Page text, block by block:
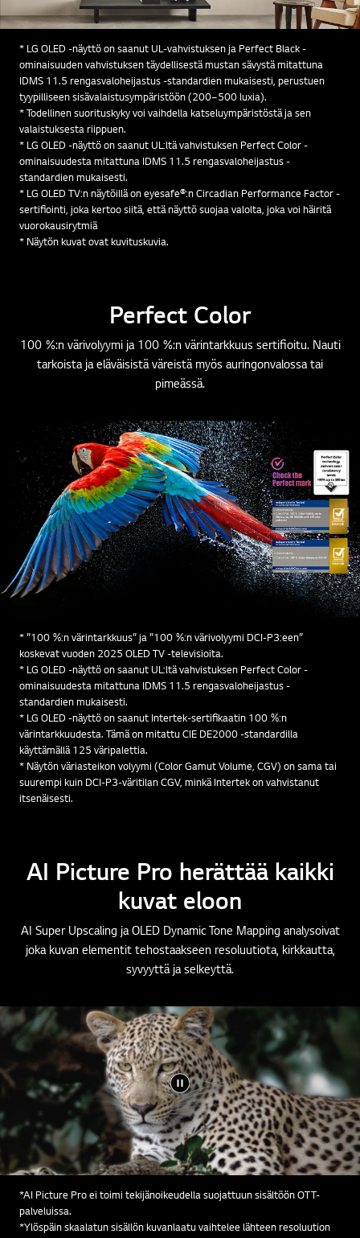
* LG OLED -näyttö on saanut UL-vahvistuksen ja Perfect Black -
ominaisuuden vahvistuksen täydellisestä mustan sävystä mitattuna
IDMS 11.5 rengasvaloheijastus -standardien mukaisesti, perustuen
tyypilliseen sisävalaistusympäristöön (200–500 luxia).
* Todellinen suorituskyky voi vaihdella katseluympäristöstä ja sen
valaistuksesta riippuen.
* LG OLED -näyttö on saanut UL:ltä vahvistuksen Perfect Color -
ominaisuudesta mitattuna IDMS 11.5 rengasvaloheijastus -
standardien mukaisesti.
* LG OLED TV:n näytöillä on eyesafe®:n Circadian Performance Factor -
sertifiointi, joka kertoo siitä, että näyttö suojaa valolta, joka voi häiritä
vuorokausirytmiä
* Näytön kuvat ovat kuvituskuvia.
Perfect Color
100 %:n värivolyymi ja 100 %:n värintarkkuus sertifioitu. Nauti
tarkoista ja eläväisistä väreistä myös auringonvalossa tai
pimeässä.
* ”100 %:n värintarkkuus” ja ”100 %:n värivolyymi DCI-P3:een”
koskevat vuoden 2025 OLED TV -televisioita.
* LG OLED -näyttö on saanut UL:ltä vahvistuksen Perfect Color -
ominaisuudesta mitattuna IDMS 11.5 rengasvaloheijastus -
standardien mukaisesti.
* LG OLED -näyttö on saanut Intertek-sertifikaatin 100 %:n
värintarkkuudesta. Tämä on mitattu CIE DE2000 -standardilla
käyttämällä 125 väripalettia.
* Näytön väriasteikon volyymi (Color Gamut Volume, CGV) on sama tai
suurempi kuin DCI-P3-väritilan CGV, minkä Intertek on vahvistanut
itsenäisesti.
AI Picture Pro herättää kaikki
kuvat eloon
AI Super Upscaling ja OLED Dynamic Tone Mapping analysoivat
joka kuvan elementit tehostaakseen resoluutiota, kirkkautta,
syvyyttä ja selkeyttä.
*AI Picture Pro ei toimi tekijänoikeudella suojattuun sisältöön OTT-
palveluissa.
*Ylöspäin skaalatun sisällön kuvanlaatu vaihtelee lähteen resoluution